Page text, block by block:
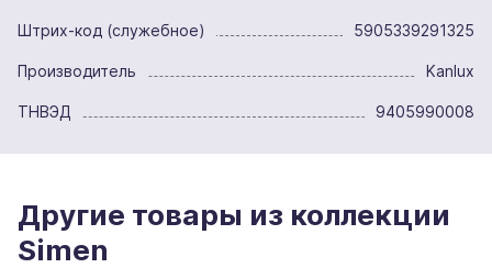
Штрих-код (служебное) 5905339291325
Производитель Kanlux
ТНВЭД 9405990008
Другие товары из коллекции
Simen